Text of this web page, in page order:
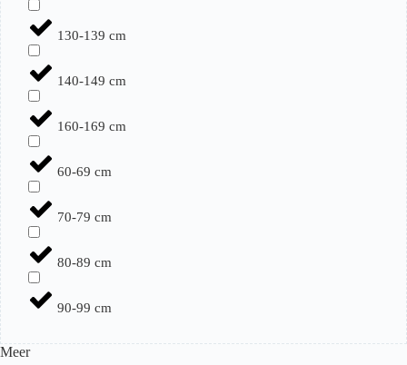
130-139 cm
140-149 cm
160-169 cm
60-69 cm
70-79 cm
80-89 cm
90-99 cm
Meer